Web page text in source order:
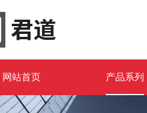
网站首页 产品系列